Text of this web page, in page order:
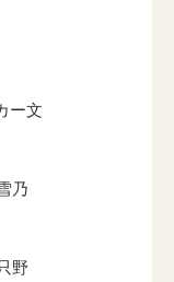
ー文
乃
野